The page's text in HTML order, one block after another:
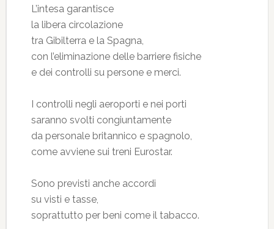
L’intesa garantisce
la libera circolazione
tra Gibilterra e la Spagna,
con l’eliminazione delle barriere fisiche
e dei controlli su persone e merci.
I controlli negli aeroporti e nei porti
saranno svolti congiuntamente
da personale britannico e spagnolo,
come avviene sui treni Eurostar.
Sono previsti anche accordi
su visti e tasse,
soprattutto per beni come il tabacco.